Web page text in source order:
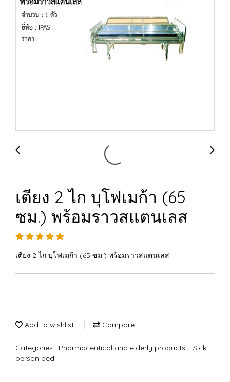
เตียง 2 ไก บุโฟเมก้า (65
ซม.) พร้อมราวสแตนเลส
เตียง 2 ไก บุโฟเมก้า (65 ซม.) พร้อมราวสแตนเลส
Add to wishlist Compare
Categories : Pharmaceutical and elderly products , Sick
person bed